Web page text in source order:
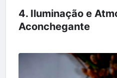
4. Iluminação e
Aconchegante